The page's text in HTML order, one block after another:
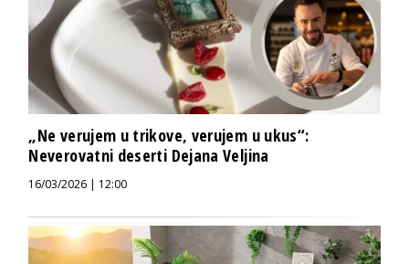
„Ne verujem u trikove, verujem u ukus“:
Neverovatni deserti Dejana Veljina
16/03/2026 | 12:00